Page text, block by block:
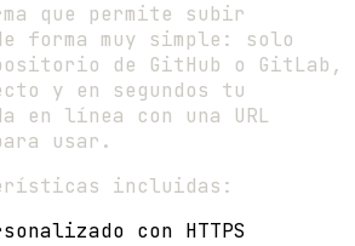
que permite subir
forma muy simple: solo
de GitHub o GitLab,
y en segundos tu
en línea con una URL
usar.
incluidas:
con HTTPS